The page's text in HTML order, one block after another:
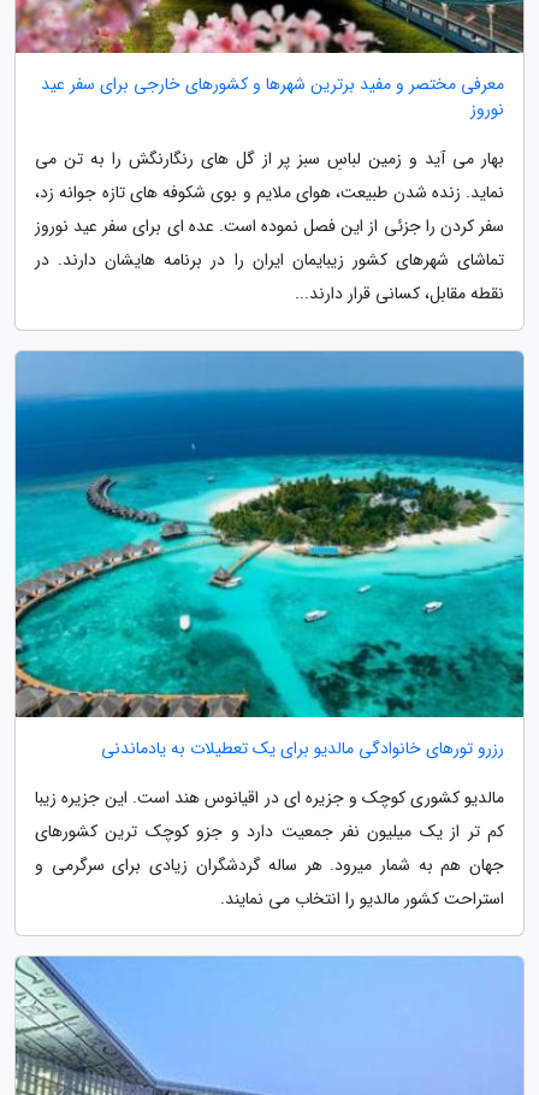
معرفی مختصر و مفید برترین شهرها و کشورهای خارجی برای سفر عید
نوروز
بهار می آید و زمین لباسِ سبز پر از گل های رنگارنگش را به تن می
نماید. زنده شدن طبیعت، هوای ملایم و بوی شکوفه های تازه جوانه زد،
سفر کردن را جزئی از این فصل نموده است. عده ای برای سفر عید نوروز
تماشای شهرهای کشور زیبایمان ایران را در برنامه هایشان دارند. در
نقطه مقابل، کسانی قرار دارند...
رزرو تورهای خانوادگی مالدیو برای یک تعطیلات به یادماندنی
مالدیو کشوری کوچک و جزیره ای در اقیانوس هند است. این جزیره زیبا
کم تر از یک میلیون نفر جمعیت دارد و جزو کوچک ترین کشورهای
جهان هم به شمار میرود. هر ساله گردشگران زیادی برای سرگرمی و
استراحت کشور مالدیو را انتخاب می نمایند.